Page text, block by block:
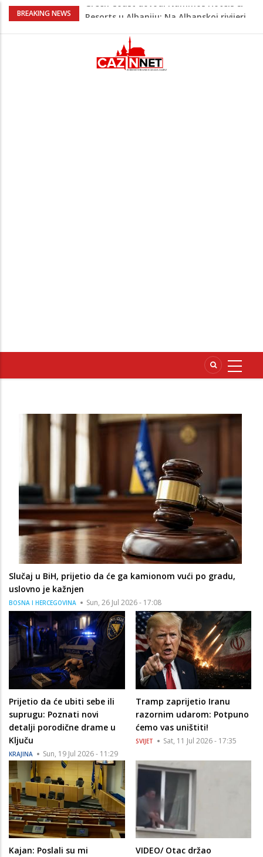
BREAKING NEWS
Viktor Orban snimljen u
Muzičari mu svirali na uho, on uživao u
Jutro donijelo velike gužve: Kolone na
Slučaj u BiH, prijetio da će ga kamionom vući po gradu,
uslovno je kažnjen
BOSNA I HERCEGOVINA Sun, 26 Jul 2026 - 17:08
Prijetio da će ubiti sebe ili
suprugu: Poznati novi
detalji porodične drame u
Ključu
KRAJINA Sun, 19 Jul 2026 - 11:29
Tramp zaprijetio Iranu
razornim udarom: Potpuno
ćemo vas uništiti!
SVIJET Sat, 11 Jul 2026 - 17:35
Kajan: Poslali su mi
VIDEO/ Otac držao